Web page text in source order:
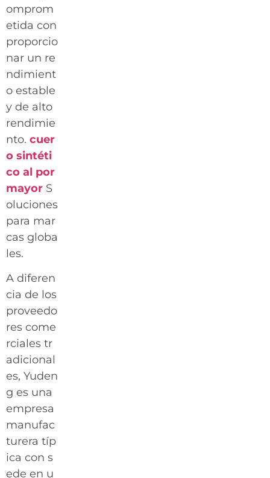
omprom
etida con
proporcio
nar un re
ndimient
o estable
y de alto
rendimie
nto. cuer
o sintéti
co al por
mayor S
oluciones
para mar
cas globa
les.
A diferen
cia de los
proveedo
res come
rciales tr
adicional
es, Yuden
g es una
empresa
manufac
turera típ
ica con s
ede en u